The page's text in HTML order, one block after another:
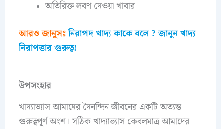
অতিরিক্ত লবণ দেওয়া খাবার
আরও জানুসঃনিরাপদ খাদ্য কাকে বলে ? জানুন খাদ্য
নিরাপত্তার গুরুত্ব!
উপসংহার
খাদ্যাভ্যাস আমাদের দৈনন্দিন জীবনের একটি অত্যন্ত
গুরুত্বপূর্ণ অংশ। সঠিক খাদ্যাভ্যাস কেবলমাত্র আমাদের